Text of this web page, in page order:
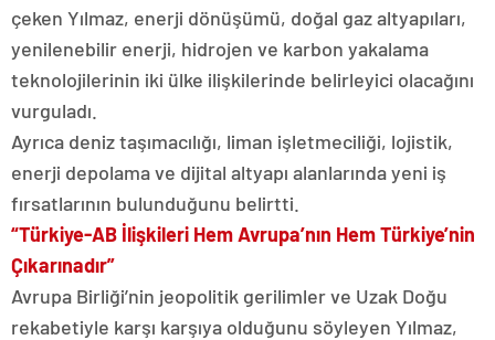
çeken Yılmaz, enerji dönüşümü, doğal gaz altyapıları,
yenilenebilir enerji, hidrojen ve karbon yakalama
teknolojilerinin iki ülke ilişkilerinde belirleyici olacağını
vurguladı.
Ayrıca deniz taşımacılığı, liman işletmeciliği, lojistik,
enerji depolama ve dijital altyapı alanlarında yeni iş
fırsatlarının bulunduğunu belirtti.
“Türkiye-AB İlişkileri Hem Avrupa’nın Hem Türkiye’nin
Çıkarınadır”
Avrupa Birliği’nin jeopolitik gerilimler ve Uzak Doğu
rekabetiyle karşı karşıya olduğunu söyleyen Yılmaz,